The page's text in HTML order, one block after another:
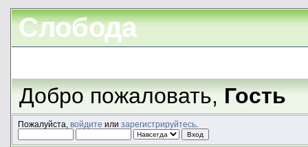
Слобода
Добро пожаловать,Гость
Пожалуйста, войдите или зарегистрируйтесь.